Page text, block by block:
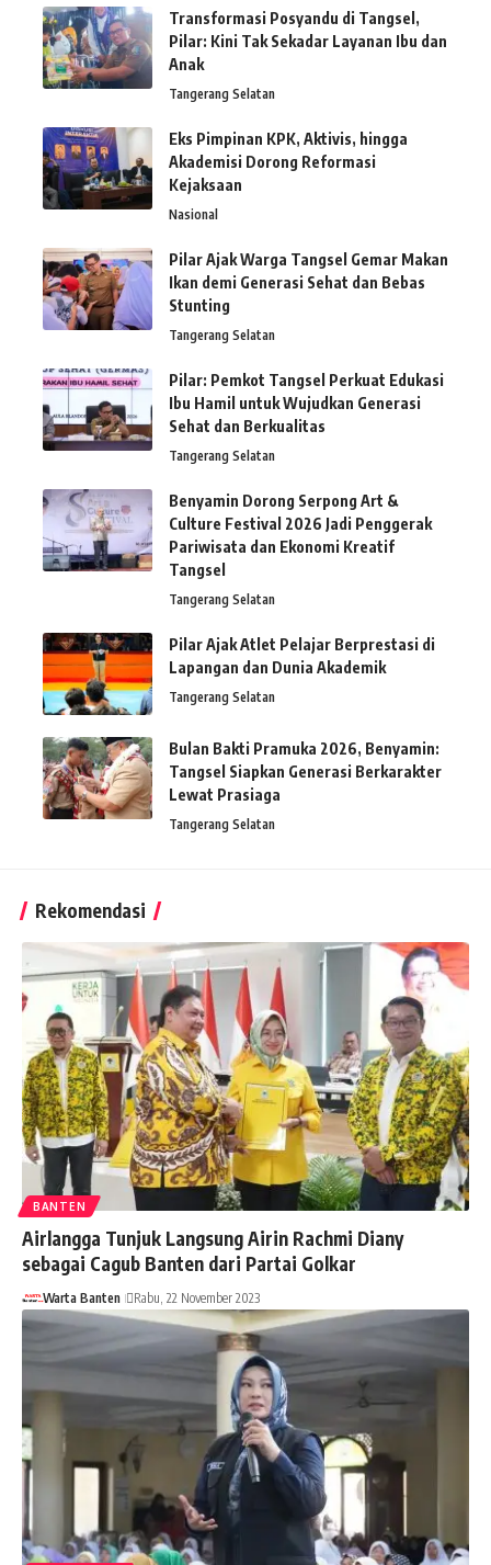
Transformasi Posyandu di Tangsel,
Pilar: Kini Tak Sekadar Layanan Ibu dan
Anak
Tangerang Selatan
Eks Pimpinan KPK, Aktivis, hingga
Akademisi Dorong Reformasi
Kejaksaan
Nasional
Pilar Ajak Warga Tangsel Gemar Makan
Ikan demi Generasi Sehat dan Bebas
Stunting
Tangerang Selatan
Pilar: Pemkot Tangsel Perkuat Edukasi
Ibu Hamil untuk Wujudkan Generasi
Sehat dan Berkualitas
Tangerang Selatan
Benyamin Dorong Serpong Art &
Culture Festival 2026 Jadi Penggerak
Pariwisata dan Ekonomi Kreatif
Tangsel
Tangerang Selatan
Pilar Ajak Atlet Pelajar Berprestasi di
Lapangan dan Dunia Akademik
Tangerang Selatan
Bulan Bakti Pramuka 2026, Benyamin:
Tangsel Siapkan Generasi Berkarakter
Lewat Prasiaga
Tangerang Selatan
Rekomendasi
BANTEN
Airlangga Tunjuk Langsung Airin Rachmi Diany
sebagai Cagub Banten dari Partai Golkar
Warta Banten Rabu, 22 November 2023